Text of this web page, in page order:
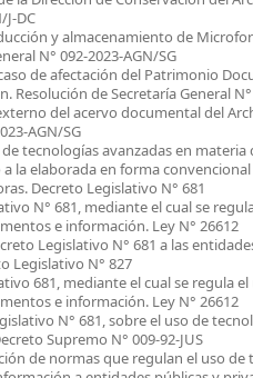
DC
y almacenamiento de
N° 092-2023-AGN/SG
de afectación del Patrimonio
Resolución de Secretaría General
del acervo documental del
AGN/SG
tecnologías avanzadas en
la elaborada en forma
Decreto Legislativo N° 681
N° 681, mediante el cual se
e información. Ley N° 26612
Legislativo N° 681 a las
Legislativo N° 827
681, mediante el cual se regula
e información. Ley N° 26612
N° 681, sobre el uso de
Supremo N° 009-92-JUS
de normas que regulan el uso